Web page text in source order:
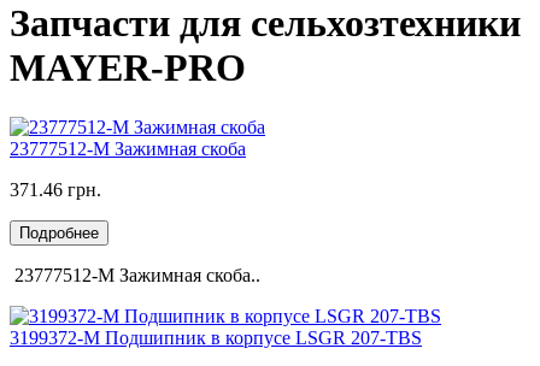
Запчасти для сельхозтехники
MAYER-PRO
23777512-M Зажимная скоба
371.46 грн.
Подробнее
23777512-M Зажимная скоба..
3199372-M Подшипник в корпусе LSGR 207-TBS